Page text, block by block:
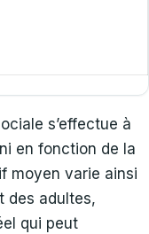
s’effectue à
en fonction de la
moyen varie ainsi
des adultes,
qui peut